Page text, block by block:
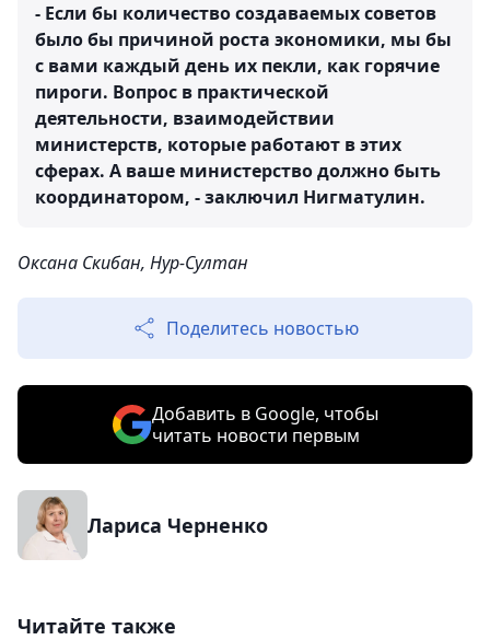
- Если бы количество создаваемых советов
было бы причиной роста экономики, мы бы
с вами каждый день их пекли, как горячие
пироги. Вопрос в практической
деятельности, взаимодействии
министерств, которые работают в этих
сферах. А ваше министерство должно быть
координатором, - заключил Нигматулин.
Оксана Скибан, Нур-Султан
Поделитесь новостью
Добавить в Google, чтобы
читать новости первым
Лариса Черненко
Читайте также